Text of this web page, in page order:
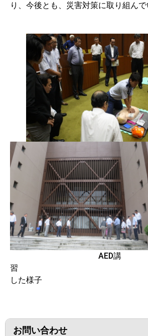
り、今後とも、災害対策に取り組んで
AED講
習 庁舎外
した様子
お問い合わせ